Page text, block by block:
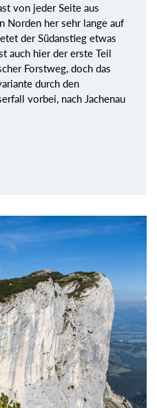
von jeder Seite aus
Norden her sehr lange auf
der Südanstieg etwas
auch hier der erste Teil
Forstweg, doch das
durch den
vorbei, nach Jachenau